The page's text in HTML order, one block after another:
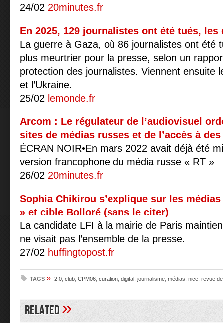
24/02 20minutes.fr
En 2025, 129 journalistes ont été tués,
La guerre à Gaza, où 86 journalistes ont été
plus meurtrier pour la presse, selon un
protection des journalistes. Viennent ensuite
et l’Ukraine.
25/02 lemonde.fr
Arcom : Le régulateur de l’audiovisuel
sites de médias russes et de l’accès à
ÉCRAN NOIR•En mars 2022 avait déjà été
version francophone du média russe « RT »
26/02 20minutes.fr
Sophia Chikirou s’explique sur les
» et cible Bolloré (sans le citer)
La candidate LFI à la mairie de Paris
ne visait pas l’ensemble de la presse.
27/02 huffingtopost.fr
TAGS » 2.0 club CPM06 curation digital journalisme médias nice revue
Related»